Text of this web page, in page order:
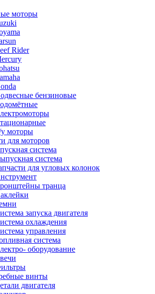
моторы
Rider
бензиновые
моторы
для моторов
система
система
для угловых колонок
транца
запуска двигателя
охлаждения
управления
система
оборудование
винты
двигателя